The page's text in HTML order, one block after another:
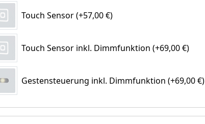
Touch Sensor (+57,00 €)
Touch Sensor inkl. Dimmfunktion (+69,00 €)
Gestensteuerung inkl. Dimmfunktion (+69,00 €)